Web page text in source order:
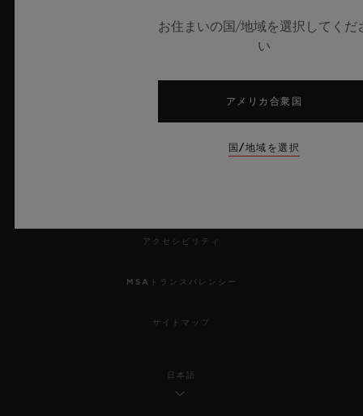
プライバシー
アクセシビリティ
MSAトランスパレンシー
サイトマップ
日本語
お住まいの国/地域を選択してくだ
い
アメリカ合衆国
国/地域を選択